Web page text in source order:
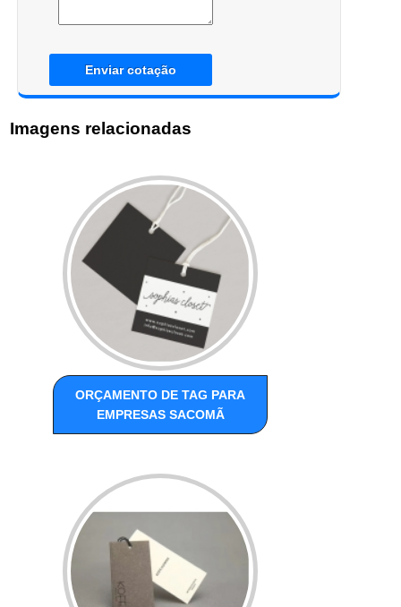
Enviar cotação
Imagens relacionadas
ORÇAMENTO DE TAG PARA
EMPRESAS SACOMÃ